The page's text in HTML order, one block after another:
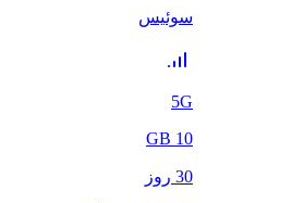
سوئیس
5G
10
30 روز